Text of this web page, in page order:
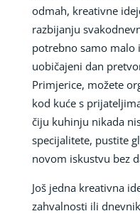
odmah, kreativne
razbijanju
potrebno samo malo
uobičajeni dan
Primjerice, možete
kod kuće s
čiju kuhinju nikada
specijalitete, pustite
novom iskustvu bez
Još jedna kreativna
zahvalnosti ili